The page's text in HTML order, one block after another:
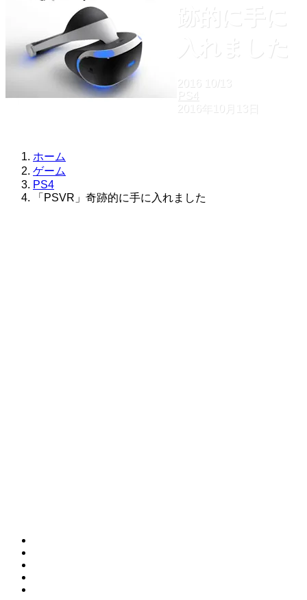
跡的に手に
入れました
2016
10/13
PS4
2016年10月13日
ホーム
ゲーム
PS4
「PSVR」奇跡的に手に入れました